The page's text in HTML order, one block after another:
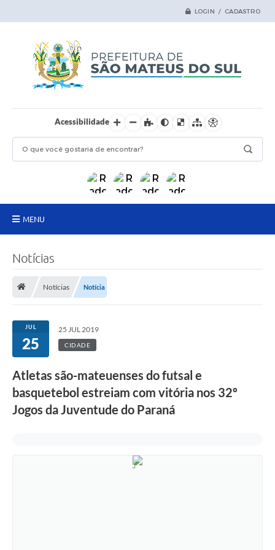
LOGIN / CADASTRO
Acessibilidade
MENU
Transparência
Secretarias
Ouvidoria
A Prefeitura
Notícias
Notícias Notícia
JUL
25
25 JUL 2019
CIDADE
Atletas são-mateuenses do futsal e
basquetebol estreiam com vitória nos 32º
Jogos da Juventude do Paraná